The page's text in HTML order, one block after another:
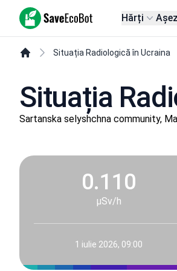
SaveEcoBot Hărți
Situația Radiologică în Ucraina
Situația
Sartanska selyshchna community,
0.110
µSv/h
1 iulie 2026, 09:00